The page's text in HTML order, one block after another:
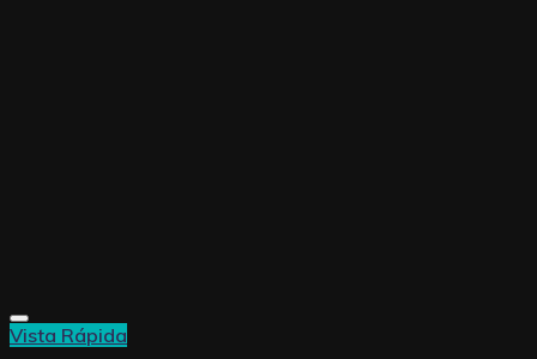
Vista Rápida